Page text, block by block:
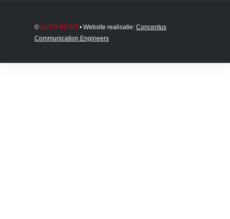
©AUTO-RITEIT • Website realisatie:Concentus
Communication Engineers